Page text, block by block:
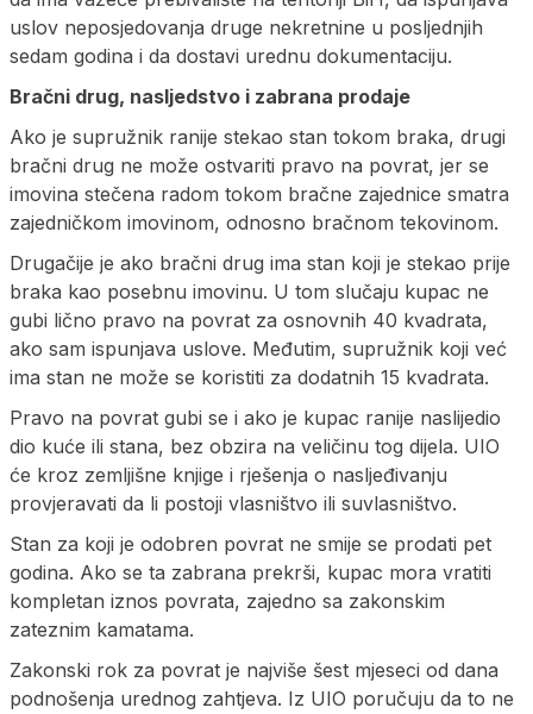
uslov neposjedovanja druge nekretnine u posljednjih
sedam godina i da dostavi urednu dokumentaciju.
Bračni drug, nasljedstvo i zabrana prodaje
Ako je supružnik ranije stekao stan tokom braka, drugi
bračni drug ne može ostvariti pravo na povrat, jer se
imovina stečena radom tokom bračne zajednice smatra
zajedničkom imovinom, odnosno bračnom tekovinom.
Drugačije je ako bračni drug ima stan koji je stekao prije
braka kao posebnu imovinu. U tom slučaju kupac ne
gubi lično pravo na povrat za osnovnih 40 kvadrata,
ako sam ispunjava uslove. Međutim, supružnik koji već
ima stan ne može se koristiti za dodatnih 15 kvadrata.
Pravo na povrat gubi se i ako je kupac ranije naslijedio
dio kuće ili stana, bez obzira na veličinu tog dijela. UIO
će kroz zemljišne knjige i rješenja o nasljeđivanju
provjeravati da li postoji vlasništvo ili suvlasništvo.
Stan za koji je odobren povrat ne smije se prodati pet
godina. Ako se ta zabrana prekrši, kupac mora vratiti
kompletan iznos povrata, zajedno sa zakonskim
zateznim kamatama.
Zakonski rok za povrat je najviše šest mjeseci od dana
podnošenja urednog zahtjeva. Iz UIO poručuju da to ne